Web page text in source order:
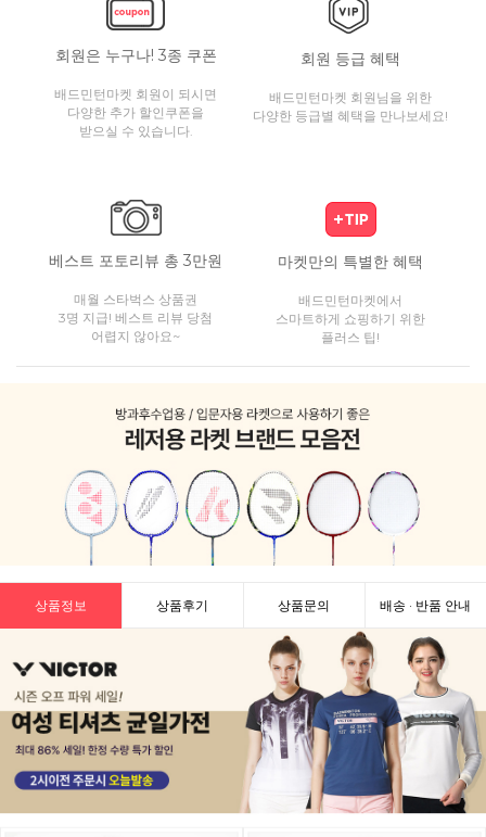
회원은 누구나! 3종 쿠폰
배드민턴마켓 회원이 되시면
다양한 추가 할인쿠폰을
받으실 수 있습니다.
회원 등급 혜택
배드민턴마켓 회원님을 위한
다양한 등급별 혜택을 만나보세요!
베스트 포토리뷰 총 3만원
매월 스타벅스 상품권
3명 지급! 베스트 리뷰 당첨
어렵지 않아요~
마켓만의 특별한 혜택
배드민턴마켓에서
스마트하게 쇼핑하기 위한
플러스 팁!
상품정보 상품후기 상품문의 배송 · 반품 안내